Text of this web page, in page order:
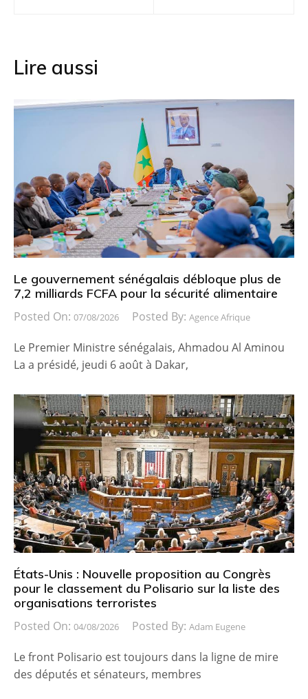
Lire aussi
Le gouvernement sénégalais débloque plus de
7,2 milliards FCFA pour la sécurité alimentaire
Posted On: 07/08/2026 Posted By: Agence Afrique
Le Premier Ministre sénégalais, Ahmadou Al Aminou
La a présidé, jeudi 6 août à Dakar,
États-Unis : Nouvelle proposition au Congrès
pour le classement du Polisario sur la liste des
organisations terroristes
Posted On: 04/08/2026 Posted By: Adam Eugene
Le front Polisario est toujours dans la ligne de mire
des députés et sénateurs, membres